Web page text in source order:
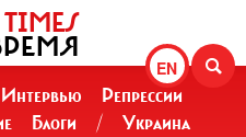
EN
Интервью
Репрессии
Блоги /
Украина